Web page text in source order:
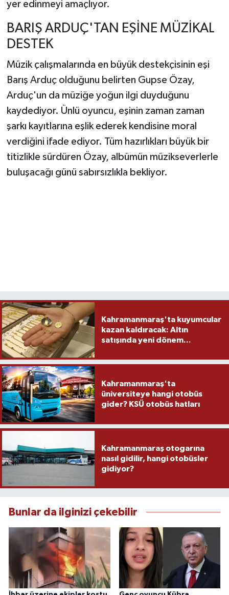
yer edinmeyi amaçlıyor.
BARIŞ ARDUÇ'TAN EŞİNE MÜZİKAL
DESTEK
Müzik çalışmalarında en büyük destekçisinin eşi
Barış Arduç olduğunu belirten Gupse Özay,
Arduç'un da müziğe yoğun ilgi duyduğunu
kaydediyor. Ünlü oyuncu, eşinin zaman zaman
şarkı kayıtlarına eşlik ederek kendisine moral
verdiğini ifade ediyor. Tüm hazırlıkları büyük bir
titizlikle sürdüren Özay, albümün müzikseverlerle
buluşacağı günü sabırsızlıkla bekliyor.
Kahramanmaraş'ta kuyumcular
kazan kaldıracak: Altın
satışında yeni dönem...
Kahramanmaraş'ta
üniversiteye hangi otobüs
gider? KSÜ otobüs hatları
Kahramanmaraş otogarına
nasıl gidilir, hangi otobüsler
gidiyor?
Bunlar da ilginizi çekebilir